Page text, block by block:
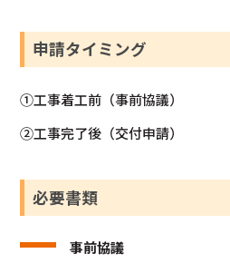
申請タイミング
①工事着工前（事前協議）
②工事完了後（交付申請）
必要書類
事前協議